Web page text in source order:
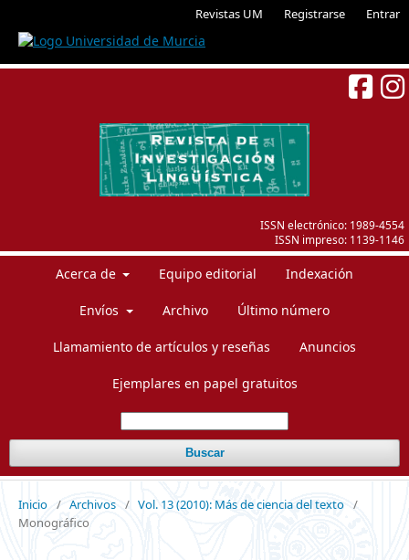
Revistas UM Registrarse Entrar
ISSN electrónico: 1989-4554
ISSN impreso: 1139-1146
Acerca de Equipo editorial Indexación
Envíos Archivo Último número
Llamamiento de artículos y reseñas Anuncios
Ejemplares en papel gratuitos
Buscar
Inicio / Archivos / Vol. 13 (2010): Más de ciencia del texto /
Monográfico